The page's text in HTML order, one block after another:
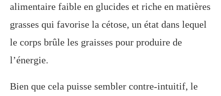
alimentaire faible en glucides et riche en matières
grasses qui favorise la cétose, un état dans lequel
le corps brûle les graisses pour produire de
l’énergie.
Bien que cela puisse sembler contre-intuitif, le